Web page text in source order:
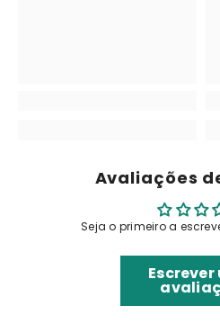
Avaliações
Seja o primeiro a
Escrever